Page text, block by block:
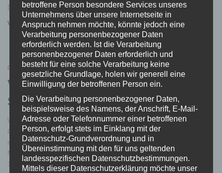
Display, das RideControl Dash Weiterlesen…
Von
Tobias, vor6 Jahren
GIANT
VOLspeed Tuning Giant Syncdrive
Sport / Pro V2
Wir haben auf die beengten Platzverhältnisse in den meisten
Giant Bikes reagiert und unser Tuningmodul um 40% im Volumen
reduziert. Dadurch dürfte es wesentlich einfach werden das
Modul unterzubringen. Das Modul misst jetzt nur noch 37mm x
19mm x 9mm.
Weiterlesen…
betroffene Person besondere Services unseres
Unternehmens über unsere Internetseite in
Anspruch nehmen möchte, könnte jedoch eine
Verarbeitung personenbezogener Daten
erforderlich werden. Ist die Verarbeitung
personenbezogener Daten erforderlich und
besteht für eine solche Verarbeitung keine
gesetzliche Grundlage, holen wir generell eine
Einwilligung der betroffenen Person ein.
Die Verarbeitung personenbezogener Daten,
beispielsweise des Namens, der Anschrift, E-Mail-
Adresse oder Telefonnummer einer betroffenen
Person, erfolgt stets im Einklang mit der
Datenschutz-Grundverordnung und in
Übereinstimmung mit den für uns geltenden
landesspezifischen Datenschutzbestimmungen.
Mittels dieser Datenschutzerklärung möchte unser